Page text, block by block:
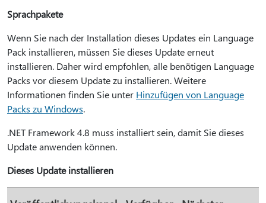
Sprachpakete
Wenn Sie nach der Installation dieses Updates ein Language
Pack installieren, müssen Sie dieses Update erneut
installieren. Daher wird empfohlen, alle benötigen Language
Packs vor diesem Update zu installieren. Weitere
Informationen finden Sie unter Hinzufügen von Language
Packs zu Windows.
.NET Framework 4.8 muss installiert sein, damit Sie dieses
Update anwenden können.
Dieses Update installieren